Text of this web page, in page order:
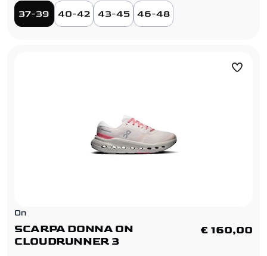
37-39 40-42 43-45 46-48
On
SCARPA DONNA ON
CLOUDRUNNER 3
€ 160,00